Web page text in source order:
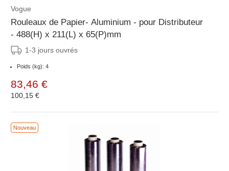
Vogue
Rouleaux de Papier- Aluminium - pour Distributeur
- 488(H) x 211(L) x 65(P)mm
1-3 jours ouvrés
Poids (kg): 4
83,46 €
100,15 €
Nouveau